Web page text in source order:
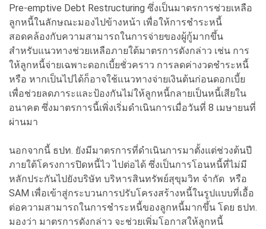
Pre-emptive Debt Restructuring ซึ่งเป็นมาตรการช่วยเหลือ
ลูกหนี้ในลักษณะมองไปข้างหน้า เพื่อให้การชำระหนี้
สอดคล้องกับความสามารถในการจ่ายของผู้กู้มากขึ้น
สำหรับแนวทางช่วยเหลือภายใต้มาตรการดังกล่าว เช่น การ
ให้ลูกหนี้จ่ายเฉพาะดอกเบี้ยชั่วคราว การลดค่างวดชำระหนี้
หรือ หากเป็นไปได้ก็อาจใช้แนวทางจ่ายเงินต้นก่อนดอกเบี้ย
เพื่อช่วยลดภาระและป้องกันไม่ให้ลูกหนี้กลายเป็นหนี้เสียใน
อนาคต ซึ่งมาตรการนี้เพิ่งเริ่มดำเนินการเมื่อวันที่ 8 เมษายนที่
ผ่านมา
นอกจากนี้ ธปท. ยังมีมาตรการที่ดำเนินการมาตั้งแต่ช่วงต้นปี
ภายใต้โครงการปิดหนี้ไว ไปต่อได้ ซึ่งเป็นการโอนหนี้ที่ไม่มี
หลักประกันไปยังบริษัท บริหารสินทรัพย์สุขุมวิท จำกัด หรือ
SAM เพื่อเข้าสู่กระบวนการปรับโครงสร้างหนี้ในรูปแบบที่เอื้อ
ต่อความสามารถในการชำระหนี้ของลูกหนี้มากขึ้น โดย ธปท.
มองว่า มาตรการดังกล่าว จะช่วยเพิ่มโอกาสให้ลูกหนี้